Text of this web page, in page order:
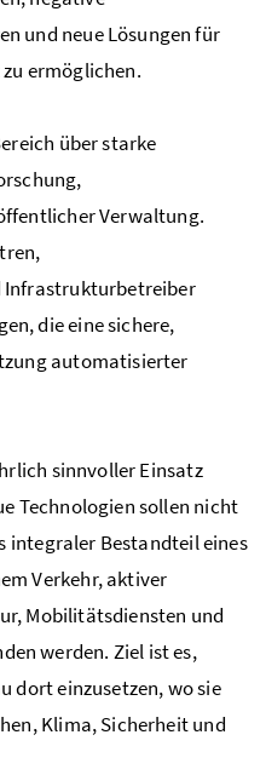
und neue Lösungen für
ermöglichen.
über starke
Verwaltung.
Infrastrukturbetreiber
die eine sichere,
automatisierter
sinnvoller Einsatz
Technologien sollen nicht
integraler Bestandteil eines
Verkehr, aktiver
Mobilitätsdiensten und
werden. Ziel ist es,
dort einzusetzen, wo sie
Klima, Sicherheit und